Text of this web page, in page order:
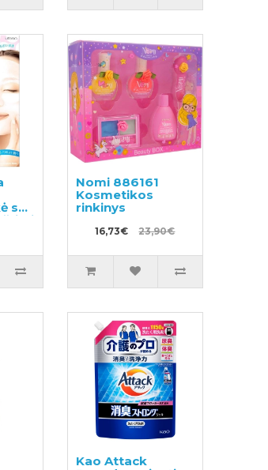
su
Nomi 886161
Kosmetikos
rinkinys
16,73€ 23,90€
Kao Attack